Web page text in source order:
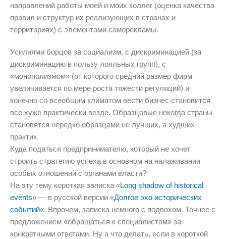
направлений работы моей и моих коллег (оценка качества
правил и структур их реализующих в странах и
территориях) с элементами саморекламы.
Усилиями борцов за социализм, с дискриминацией (за
дискриминацию в пользу лояльных групп), с
«монополизмом» (от которого средний размер фирм
увеличивается по мере роста тяжести регуляций) и
конечно со всеобщим климатом вести бизнес становится
все хуже практически везде. Образцовые некогда страны
становятся нередко образцами не лучших, а худших
практик.
Куда податься предпринимателю, который не хочет
строить стратегию успеха в основном на налаживании
особых отношений с органами власти?
На эту тему короткая записка «Long shadow of historical
events» — в русской версии «Долгое эхо исторических
событий«. Впрочем, записка немного с подвохом. Точнее с
предложением «обращаться к специалистам» за
конкретными ответами. Ну а что делать, если в короткой